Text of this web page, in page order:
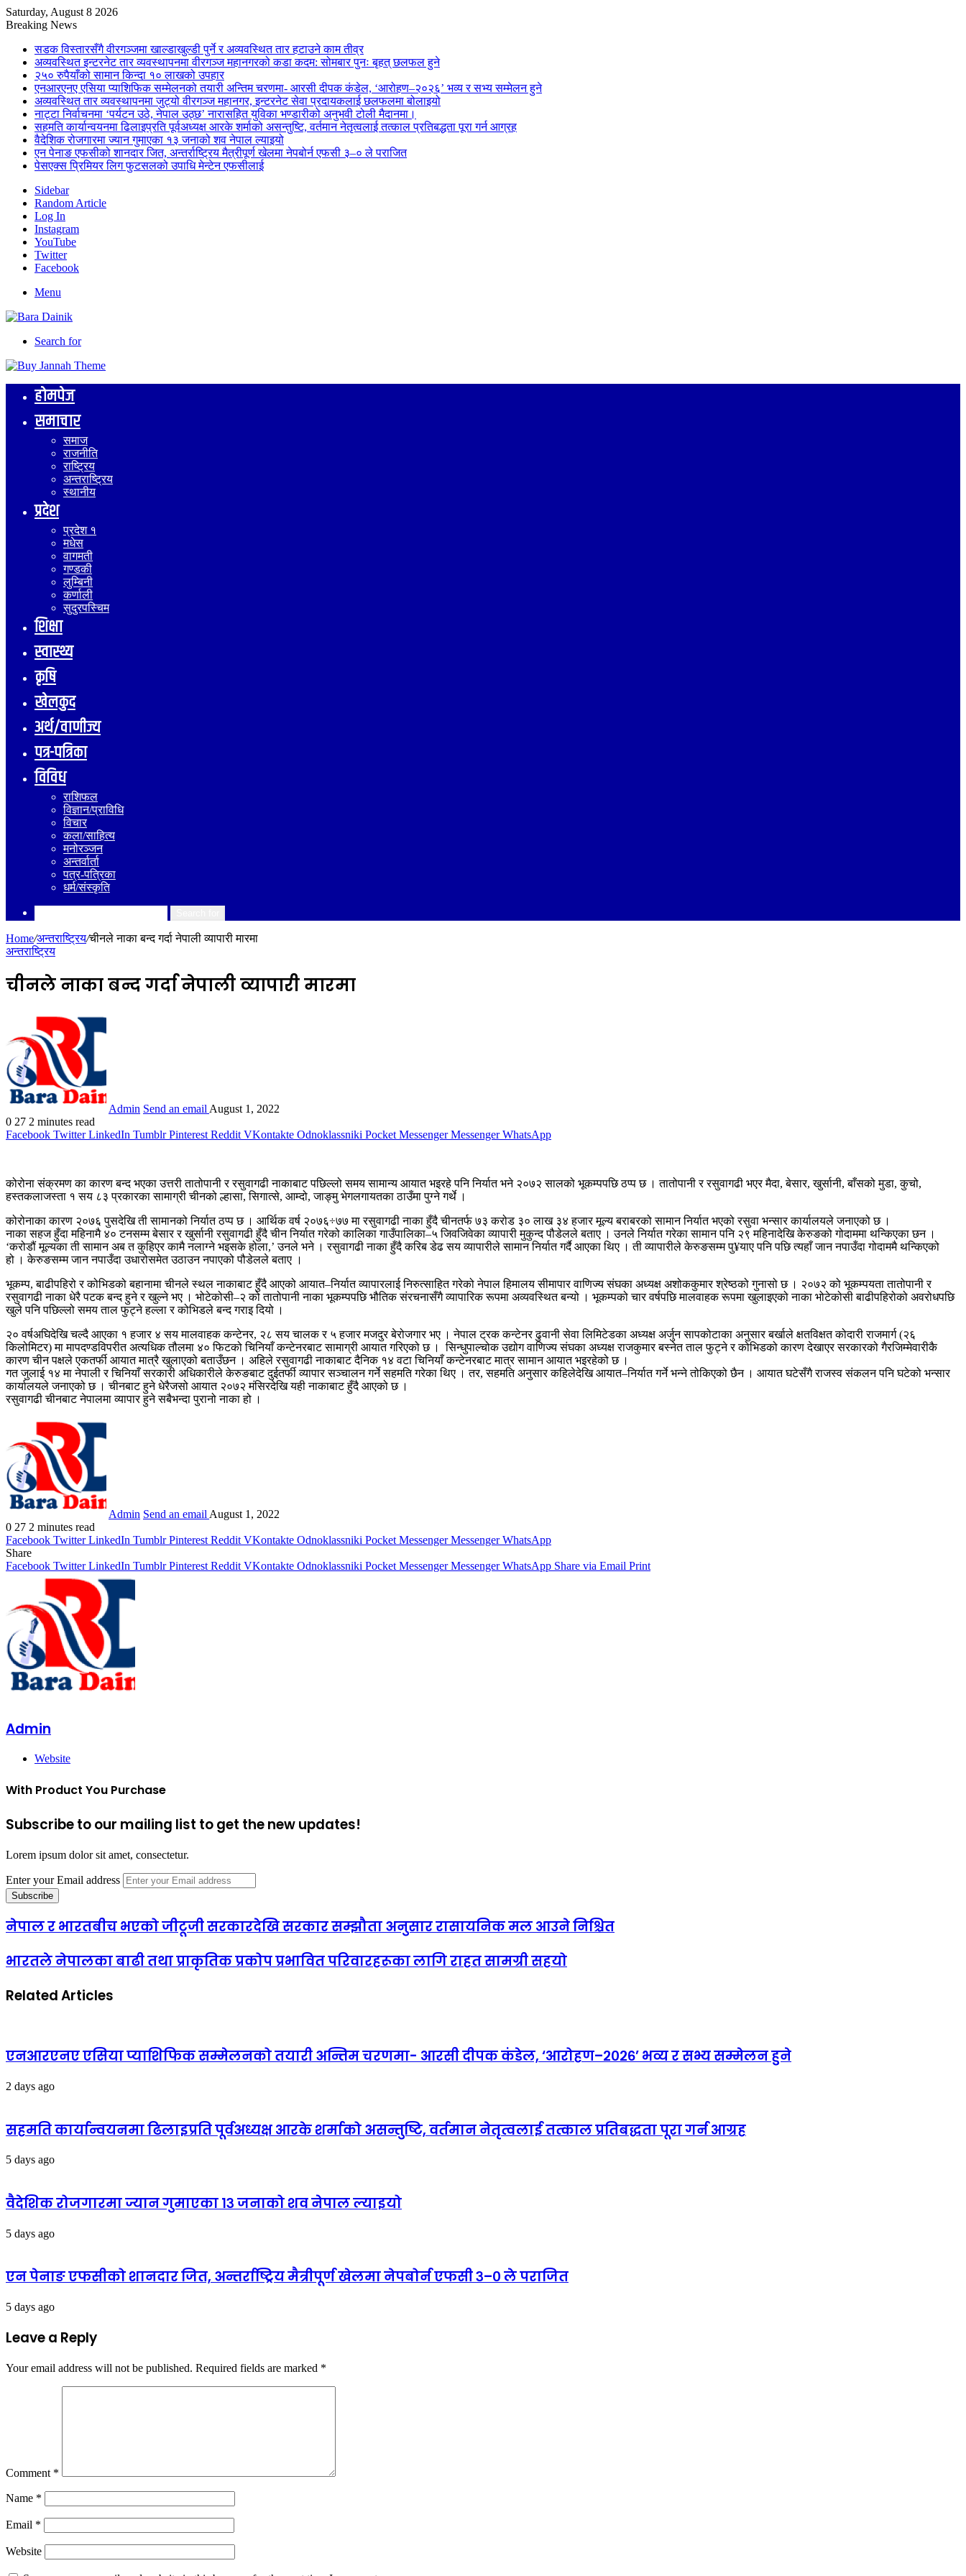
Saturday, August 8 2026
Breaking News
सडक विस्तारसँगै वीरगञ्जमा खाल्डाखुल्डी पुर्ने र अव्यवस्थित तार हटाउने काम तीव्र
अव्यवस्थित इन्टरनेट तार व्यवस्थापनमा वीरगञ्ज महानगरको कडा कदम: सोमबार पुनः बृहत् छलफल हुने
२५० रुपैयाँको सामान किन्दा १० लाखको उपहार
एनआरएनए एसिया प्याशिफिक सम्मेलनको तयारी अन्तिम चरणमा- आरसी दीपक कंडेल, ‘आरोहण–२०२६’ भव्य र सभ्य सम्मेलन हुने
अव्यवस्थित तार व्यवस्थापनमा जुट्यो वीरगञ्ज महानगर, इन्टरनेट सेवा प्रदायकलाई छलफलमा बोलाइयो
नाट्टा निर्वाचनमा ‘पर्यटन उठे, नेपाल उठ्छ’ नारासहित युविका भण्डारीको अनुभवी टोली मैदानमा।
सहमति कार्यान्वयनमा ढिलाइप्रति पूर्वअध्यक्ष आरके शर्माको असन्तुष्टि, वर्तमान नेतृत्वलाई तत्काल प्रतिबद्धता पूरा गर्न आग्रह
वैदेशिक रोजगारमा ज्यान गुमाएका १३ जनाको शव नेपाल ल्याइयो
एन पेनाङ एफसीको शानदार जित, अन्तर्राष्ट्रिय मैत्रीपूर्ण खेलमा नेपबोर्न एफसी ३–० ले पराजित
पेसएक्स प्रिमियर लिग फुटसलको उपाधि मेन्टेन एफसीलाई
Sidebar
Random Article
Log In
Instagram
YouTube
Twitter
Facebook
Menu
Search for
होमपेज
समाचार
समाज
राजनीति
राष्ट्रिय
अन्तराष्ट्रिय
स्थानीय
प्रदेश
प्रदेश १
मधेस
वागमती
गण्डकी
लुम्बिनी
कर्णाली
सुदुरपस्चिम
शिक्षा
स्वास्थ्य
कृषि
खेलकुद
अर्थ/वाणीज्य
पत्र-पत्रिका
विविध
राशिफल
विज्ञान/प्राविधि
विचार
कला/साहित्य
मनोरञ्जन
अन्तर्वार्ता
पत्र-पत्रिका
धर्म/संस्कृति
Home/अन्तराष्ट्रिय/चीनले नाका बन्द गर्दा नेपाली व्यापारी मारमा
अन्तराष्ट्रिय
चीनले नाका बन्द गर्दा नेपाली व्यापारी मारमा
Admin Send an email August 1, 2022
0 27 2 minutes read
Facebook Twitter LinkedIn Tumblr Pinterest Reddit VKontakte Odnoklassniki Pocket Messenger Messenger WhatsApp
कोरोना संक्रमण का कारण बन्द भएका उत्तरी तातोपानी र रसुवागढी नाकाबाट पछिल्लो समय सामान्य आयात भइरहे पनि निर्यात भने २०७२ सालको भूकम्पपछि ठप्प छ । तातोपानी र रसुवागढी भएर मैदा, बेसार, खुर्सानी, बाँसको मुडा, कुचो,
हस्तकलाजस्ता १ सय ८३ प्रकारका सामाग्री चीनको ल्हासा, सिगात्से, आम्दो, जाङ्मु भेगलगायतका ठाउँमा पुग्ने गर्थे ।
कोरोनाका कारण २०७६ पुसदेखि ती सामानको निर्यात ठप्प छ । आर्थिक वर्ष २०७६÷७७ मा रसुवागढी नाका हुँदै चीनतर्फ ७३ करोड ३० लाख ३४ हजार मूल्य बराबरको सामान निर्यात भएको रसुवा भन्सार कार्यालयले जनाएको छ ।
नाका सहज हुँदा महिनामै ४० टनसम्म बेसार र खुर्सानी रसुवागढी हुँदै चीन निर्यात गरेको कालिका गाउँपालिका–५ जिवजिवेका व्यापारी मुकुन्द पौडेलले बताए । उनले निर्यात गरेका सामान पनि २९ महिनादेखि केरुङको गोदाममा थन्किएका छन ।
‘करोडौं मूल्यका ती सामान अब त कुहिएर कामै नलाग्ने भइसके होला,’ उनले भने । रसुवागढी नाका हुँदै करिब डेढ सय व्यापारीले सामान निर्यात गर्दै आएका थिए । ती व्यापारीले केरुङसम्म पु¥याए पनि पछि त्यहाँ जान नपाउँदा गोदाममै थन्किएको
हो । केरुङसम्म जान नपाउँदा उधारोसमेत उठाउन नपाएको पौडेलले बताए ।
भूकम्प, बाढीपहिरो र कोभिडको बहानामा चीनले स्थल नाकाबाट हुँदै आएको आयात–निर्यात व्यापारलाई निरुत्साहित गरेको नेपाल हिमालय सीमापार वाणिज्य संघका अध्यक्ष अशोककुमार श्रेष्ठको गुनासो छ । २०७२ को भूकम्पयता तातोपानी र
रसुवागढी नाका धेरै पटक बन्द हुने र खुल्ने भए । भोटेकोसी–२ को तातोपानी नाका भूकम्पपछि भौतिक संरचनासँगै व्यापारिक रूपमा अव्यवस्थित बन्यो । भूकम्पको चार वर्षपछि मालवाहक रूपमा खुलाइएको नाका भोटेकोसी बाढीपहिरोको अवरोधपछि
खुले पनि पछिल्लो समय ताल फुट्ने हल्ला र कोभिडले बन्द गराइ दियो ।
२० वर्षअघिदेखि चल्दै आएका १ हजार ४ सय मालवाहक कन्टेनर, २८ सय चालक र ५ हजार मजदुर बेरोजगार भए । नेपाल ट्रक कन्टेनर ढुवानी सेवा लिमिटेडका अध्यक्ष अर्जुन सापकोटाका अनुसार बर्खाले क्षतविक्षत कोदारी राजमार्ग (२६
किलोमिटर) मा मापदण्डविपरीत अत्यधिक तौलमा ४० फिटको चिनियाँ कन्टेनरबाट सामाग्री आयात गरिएको छ । सिन्धुपाल्चोक उद्योग वाणिज्य संघका अध्यक्ष राजकुमार बस्नेत ताल फुट्ने र कोभिडको कारण देखाएर सरकारको गैरजिम्मेवारीकै
कारण चीन पक्षले एकतर्फी आयात मात्रै खुलाएको बताउँछन । अहिले रसुवागढी नाकाबाट दैनिक १४ वटा चिनियाँ कन्टेनरबाट मात्र सामान आयात भइरहेको छ ।
गत जुलाई १४ मा नेपाली र चिनियाँ सरकारी अधिकारीले केरुङबाट दुईतर्फी व्यापार सञ्चालन गर्ने सहमति गरेका थिए । तर, सहमति अनुसार कहिलेदेखि आयात–निर्यात गर्ने भन्ने तोकिएको छैन । आयात घटेसँगै राजस्व संकलन पनि घटेको भन्सार
कार्यालयले जनाएको छ । चीनबाट हुने धेरैजसो आयात २०७२ मंसिरदेखि यही नाकाबाट हुँदै आएको छ ।
रसुवागढी चीनबाट नेपालमा व्यापार हुने सबैभन्दा पुरानो नाका हो ।
Admin Send an email August 1, 2022
0 27 2 minutes read
Facebook Twitter LinkedIn Tumblr Pinterest Reddit VKontakte Odnoklassniki Pocket Messenger Messenger WhatsApp
Share
Facebook Twitter LinkedIn Tumblr Pinterest Reddit VKontakte Odnoklassniki Pocket Messenger Messenger WhatsApp Share via Email Print
Admin
Website
With Product You Purchase
Subscribe to our mailing list to get the new updates!
Lorem ipsum dolor sit amet, consectetur.
Enter your Email address
नेपाल र भारतबीच भएको जीटूजी सरकारदेखि सरकार सम्झौता अनुसार रासायनिक मल आउने निश्चित
भारतले नेपालका बाढी तथा प्राकृतिक प्रकोप प्रभावित परिवारहरूका लागि राहत सामग्री सहयो
Related Articles
एनआरएनए एसिया प्याशिफिक सम्मेलनको तयारी अन्तिम चरणमा- आरसी दीपक कंडेल, ‘आरोहण–२०२६’ भव्य र सभ्य सम्मेलन हुने
2 days ago
सहमति कार्यान्वयनमा ढिलाइप्रति पूर्वअध्यक्ष आरके शर्माको असन्तुष्टि, वर्तमान नेतृत्वलाई तत्काल प्रतिबद्धता पूरा गर्न आग्रह
5 days ago
वैदेशिक रोजगारमा ज्यान गुमाएका १३ जनाको शव नेपाल ल्याइयो
5 days ago
एन पेनाङ एफसीको शानदार जित, अन्तर्राष्ट्रिय मैत्रीपूर्ण खेलमा नेपबोर्न एफसी ३–० ले पराजित
5 days ago
Leave a Reply
Your email address will not be published. Required fields are marked *
Comment *
Name *
Email *
Website